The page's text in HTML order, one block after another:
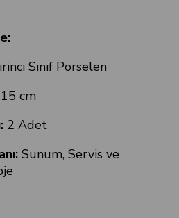
Sınıf Porselen
cm
2 Adet
Sunum, Servis ve